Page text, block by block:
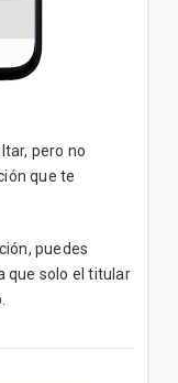
pero no
que te
puedes
que solo el titular